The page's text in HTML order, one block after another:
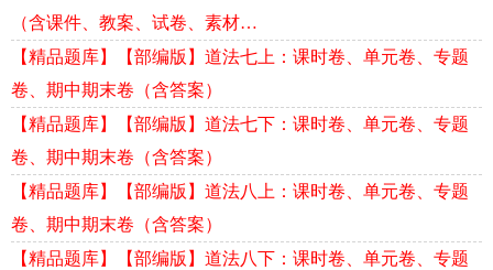
（含课件、教案、试卷、素材…
【精品题库】【部编版】道法七上：课时卷、单元卷、专题
卷、期中期末卷（含答案）
【精品题库】【部编版】道法七下：课时卷、单元卷、专题
卷、期中期末卷（含答案）
【精品题库】【部编版】道法八上：课时卷、单元卷、专题
卷、期中期末卷（含答案）
【精品题库】【部编版】道法八下：课时卷、单元卷、专题